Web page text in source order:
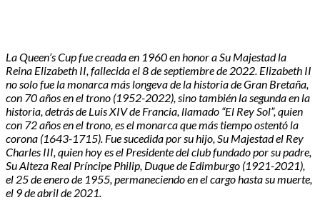
La Queen’s Cup fue creada en 1960 en honor a Su Majestad la
Reina Elizabeth II, fallecida el 8 de septiembre de 2022. Elizabeth II
no solo fue la monarca más longeva de la historia de Gran Bretaña,
con 70 años en el trono (1952-2022), sino también la segunda en la
historia, detrás de Luis XIV de Francia, llamado “El Rey Sol”, quien
con 72 años en el trono, es el monarca que más tiempo ostentó la
corona (1643-1715). Fue sucedida por su hijo, Su Majestad el Rey
Charles III, quien hoy es el Presidente del club fundado por su padre,
Su Alteza Real Príncipe Philip, Duque de Edimburgo (1921-2021),
el 25 de enero de 1955, permaneciendo en el cargo hasta su muerte,
el 9 de abril de 2021.